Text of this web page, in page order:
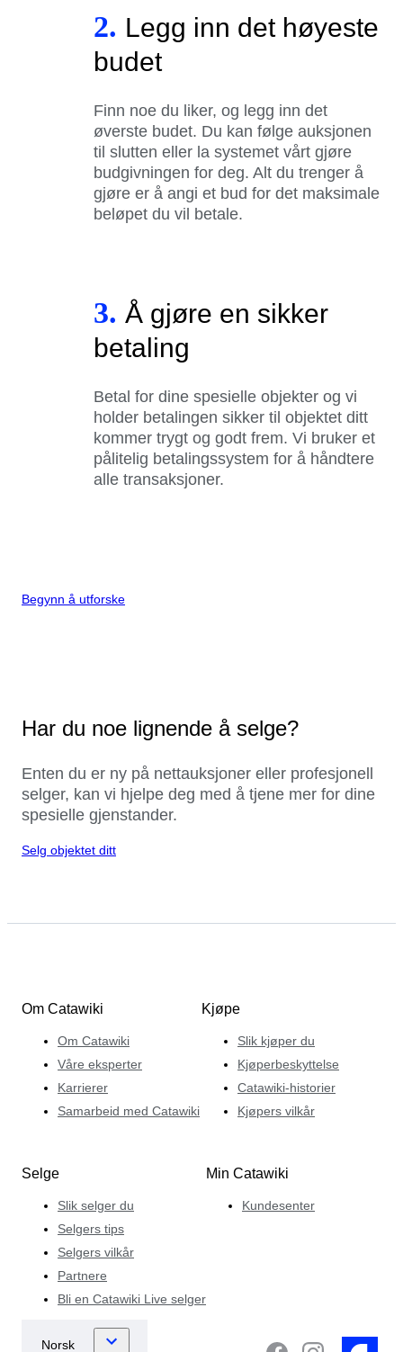
2. Legg inn det høyeste
budet
Finn noe du liker, og legg inn det
øverste budet. Du kan følge auksjonen
til slutten eller la systemet vårt gjøre
budgivningen for deg. Alt du trenger å
gjøre er å angi et bud for det maksimale
beløpet du vil betale.
3. Å gjøre en sikker
betaling
Betal for dine spesielle objekter og vi
holder betalingen sikker til objektet ditt
kommer trygt og godt frem. Vi bruker et
pålitelig betalingssystem for å håndtere
alle transaksjoner.
Begynn å utforske
Har du noe lignende å selge?
Enten du er ny på nettauksjoner eller profesjonell
selger, kan vi hjelpe deg med å tjene mer for dine
spesielle gjenstander.
Selg objektet ditt
Om Catawiki
Om Catawiki
Våre eksperter
Karrierer
Samarbeid med Catawiki
Kjøpe
Slik kjøper du
Kjøperbeskyttelse
Catawiki-historier
Kjøpers vilkår
Selge
Slik selger du
Selgers tips
Selgers vilkår
Partnere
Bli en Catawiki Live selger
Min Catawiki
Kundesenter